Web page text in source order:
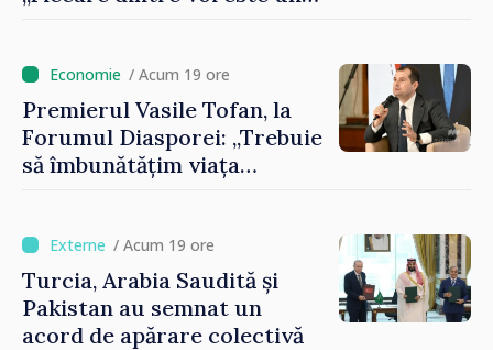
imaginii Republicii Moldova”
/ Acum 19 ore
Premierul Vasile Tofan, la
Forumul Diasporei: „Trebuie
să îmbunătățim viața
/ Acum 19 ore
Turcia, Arabia Saudită și
Pakistan au semnat un
acord de apărare colectivă